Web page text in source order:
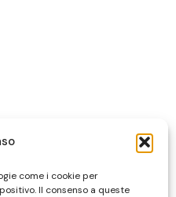
come i cookie per
Il consenso a queste